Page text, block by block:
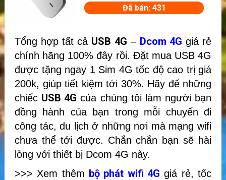
Đã bán: 431
Tổng hợp tất cả USB 4G – Dcom 4G giá rẻ
chính hãng 100% đây rồi. Đặt mua USB 4G
được tặng ngay 1 Sim 4G tốc độ cao trị giá
200k, giúp tiết kiệm tới 30%. Hãy để những
chiếc USB 4G của chúng tôi làm người bạn
đồng hành của bạn trong mỗi chuyến đi
công tác, du lịch ở những nơi mà mạng wifi
chưa thể tới được. Chắn chắn bạn sẽ hài
lòng với thiết bị Dcom 4G này.
>>> Xem thêm bộ phát wifi 4G giá rẻ, tốc